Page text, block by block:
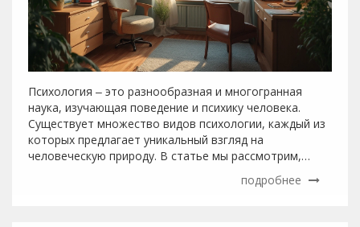
Психология ‒ это разнообразная и многогранная
наука, изучающая поведение и психику человека.
Существует множество видов психологии, каждый из
которых предлагает уникальный взгляд на
человеческую природу. В статье мы рассмотрим,
какие основные виды психологии существуют и чем
они отличаются, а также дадим ценные советы по
подробнее